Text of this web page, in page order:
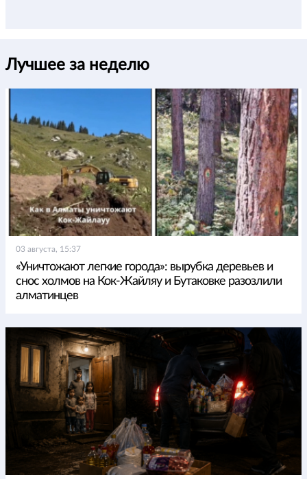
Лучшее за неделю
03 августа, 15:37
«Уничтожают легкие города»: вырубка деревьев и
снос холмов на Кок-Жайляу и Бутаковке разозлили
алматинцев